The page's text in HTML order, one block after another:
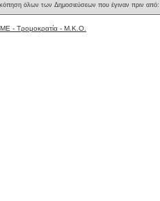
όλων των Δημοσιεύσεων που έγιναν πριν
- Τρομοκρατία - Μ.Κ.Ο.